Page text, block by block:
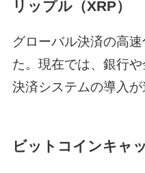
リップル（XRP）
グローバル決済の高
た。現在では、銀行
決済システムの導入が
ビットコインキャ